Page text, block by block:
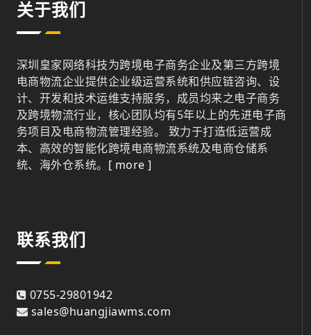
关于我们
深圳皇家网络科技为跨境电子商务企业及第三方跨境
电商物流企业提供企业级运营系统和供应链咨询、设
计、开发和技术运维支持服务，成员均来之电子商务
及跨境物流行业，核心团队均有5年以上的先进电子商
务项目及电商物流管理经验。 致力于打造低运营成
本、高效的智能化跨境电商物流系统及电商仓储系
统、海外仓系统。 [ more ]
联系我们
0755-29801942
sales@huangjiawms.com